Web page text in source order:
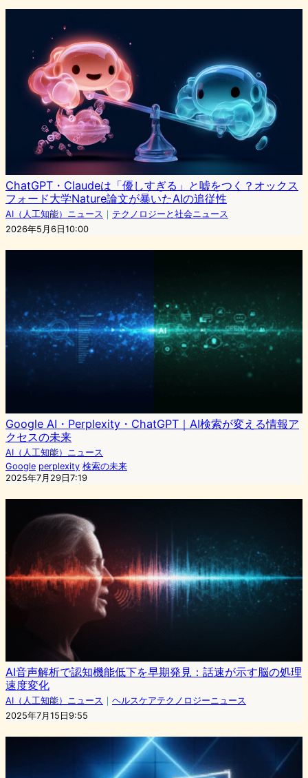
ChatGPT・Claudeは「優しすぎる」と嘘をつく？オックス
フォード大学Nature論文が暴いたAIの追従性
AI（人工知能）ニュース ｜ テクノロジーと社会ニュース
2026年5月6日10:00
Google AI・Perplexity・ChatGPT｜AI検索が変える情報ア
クセスの未来
AI（人工知能）ニュース
Google perplexity 検索の未来
2025年7月29日7:19
AI音声解析で認知機能低下を早期発見：話速が示す脳の処理
速度変化
AI（人工知能）ニュース ｜ ヘルスケアテクノロジーニュース
2025年7月15日9:55